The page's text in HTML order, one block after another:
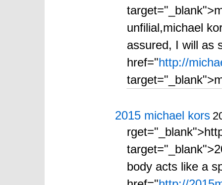
unfilial,michael
assured, I will as
href="http://
2015 michael kors
body acts like a